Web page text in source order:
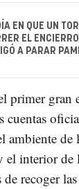
EN QUE UN
EL
A PARAR
primer gran
ambiente de
el interior de
recoger